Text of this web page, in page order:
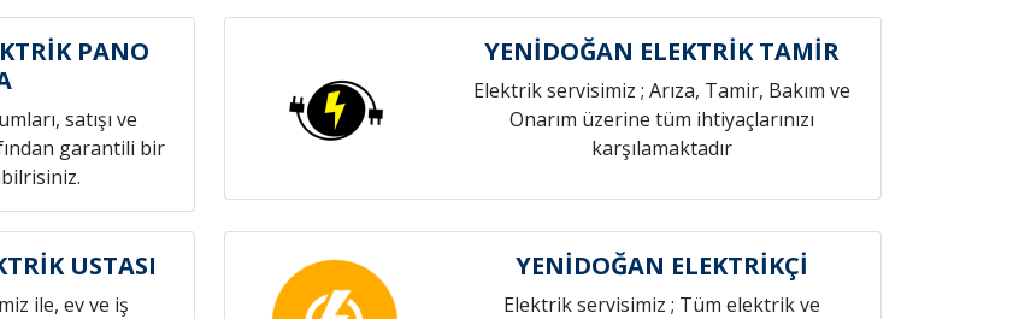
PANO
satışı ve
garantili bir
YENİDOĞAN ELEKTRİK TAMİR
Elektrik servisimiz ; Arıza, Tamir, Bakım ve
Onarım üzerine tüm ihtiyaçlarınızı
karşılamaktadır
USTASI
ile, ev ve iş
YENİDOĞAN ELEKTRİKÇİ
Elektrik servisimiz ; Tüm elektrik ve